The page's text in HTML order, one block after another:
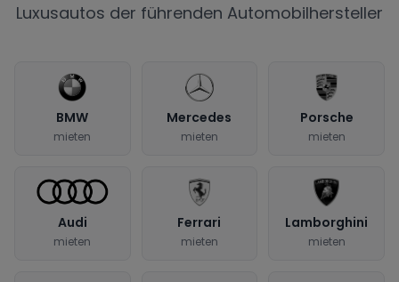
Luxusautos der führenden Automobilhersteller
BMW
mieten
Mercedes
mieten
Porsche
mieten
Audi
mieten
Ferrari
mieten
Lamborghini
mieten